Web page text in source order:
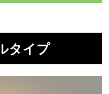
タイプ